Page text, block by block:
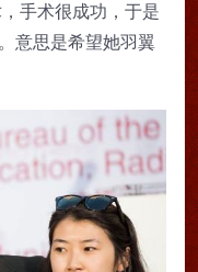
手术很成功，于是
意思是希望她羽翼